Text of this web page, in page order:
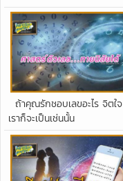
ถ้าคุณรักชอบเลขอะไร จิตใจ
เราก็จะเป็นเช่นนั้น